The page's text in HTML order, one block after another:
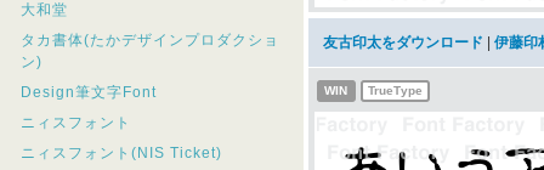
大和堂
タカ書体(たかデザインプロダクショ
ン)
Design筆文字Font
ニィスフォント
ニィスフォント(NIS Ticket)
友古印太をダウンロード 伊藤印
WIN TrueType